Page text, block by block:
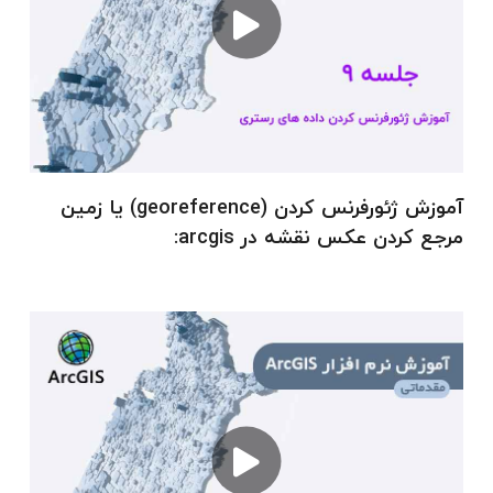
مدیریت منابع زمین، برنامه ریزی شهری، محیط
زیست، حمل ونقل، خدمات شهری، کاداستر، زمین
شناسی، کشاورزی دقیق، مدیریت بحران و حتی
بازاریابی مکان محور گسترش یافته است. با
یادگیری ArcGIS می توان قابلیت های تحلیل
مجموعه مهارت های حرفه ای خود اضافه کرد.
دوره رایگان آموزش مقدماتی ArcGIS به صورت
ویدیویی و متنی ارائه شده تا کاربران بتوانند به
آسانی و در هر زمان، به مطالب آموزشی دسترسی
داشته باشند. در این دوره، از ابتدایی ترین مراحل
مانند نصب نرم افزار و آشنایی با محیط کاربری
آموزش ژئورفرنس کردن (georeference) یا زمین
مرجع کردن عکس نقشه در arcgis: